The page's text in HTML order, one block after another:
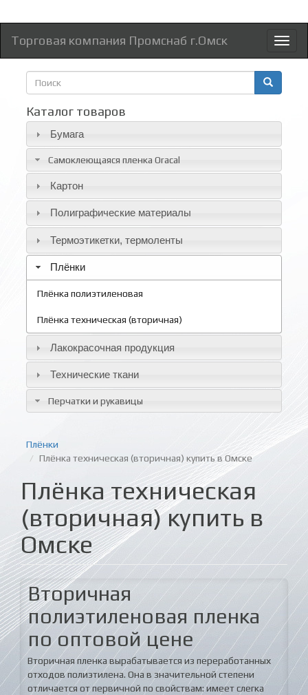
Торговая компания Промснаб г.Омск
Форма
поиска
Каталог товаров
Бумага
Самоклеющаяся пленка Oracal
Картон
Полиграфические материалы
Термоэтикетки, термоленты
Плёнки
Плёнка полиэтиленовая
Плёнка техническая (вторичная)
Лакокрасочная продукция
Технические ткани
Перчатки и рукавицы
Плёнки
Плёнка техническая (вторичная) купить в Омске
Плёнка техническая
(вторичная) купить в
Омске
Вторичная
полиэтиленовая пленка
по оптовой цене
Вторичная пленка вырабатывается из переработанных
отходов полиэтилена. Она в значительной степени
отличается от первичной по свойствам: имеет слегка